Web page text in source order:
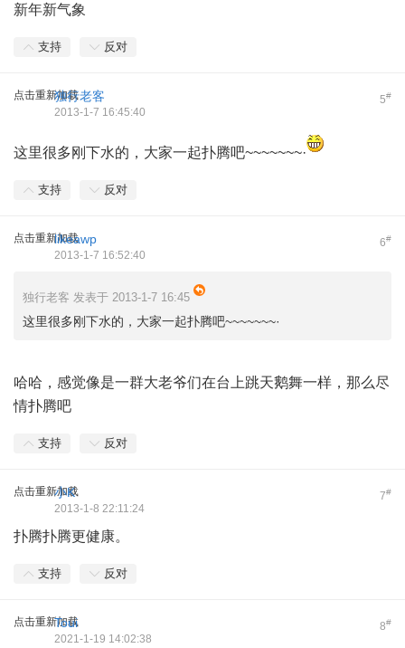
新年新气象
支持 反对
点击重新加载 5#
独行老客
2013-1-7 16:45:40
这里很多刚下水的，大家一起扑腾吧~~~~~~~·
支持 反对
点击重新加载 6#
likeawp
2013-1-7 16:52:40
独行老客 发表于 2013-1-7 16:45
这里很多刚下水的，大家一起扑腾吧~~~~~~~·
哈哈，感觉像是一群大老爷们在台上跳天鹅舞一样，那么尽
情扑腾吧
支持 反对
点击重新加载 7#
小K
2013-1-8 22:11:24
扑腾扑腾更健康。
支持 反对
点击重新加载 8#
Toui
2021-1-19 14:02:38